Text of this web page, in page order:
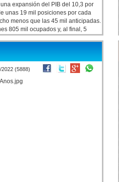
expansión del PIB del 10,3 por
unas 19 mil posiciones por cada
menos que las 45 mil anticipadas.
805 mil ocupados y, al final, 5
oficial presentada esta
2022 (5888)